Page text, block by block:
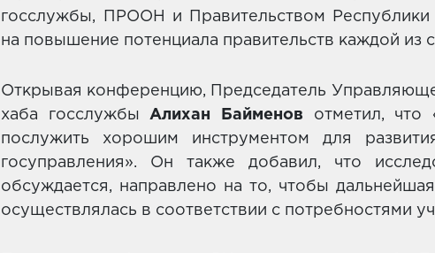
госслужбы, ПРООН и Правительством
на повышение потенциала правительств каждой из
Открывая конференцию, Председатель
хаба госслужбыАлихан Байменов отметил, что
послужить хорошим инструментом для
госуправления». Он также добавил, что
обсуждается, направлено на то, чтобы
осуществлялась в соответствии с потребностями